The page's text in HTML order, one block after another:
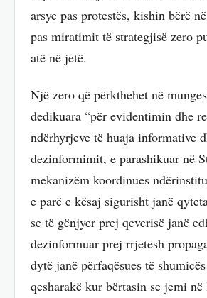
arsye pas protestës, kishin bërë
pas miratimit të strategjisë zero
atë në jetë.
Një zero që përkthehet në
dedikuara “për evidentimin dhe
ndërhyrjeve të huaja informative
dezinformimit, e parashikuar në
mekanizëm koordinues
e parë e kësaj sigurisht janë
se të gënjyer prej qeverisë janë
dezinformuar prej rrjetesh
dytë janë përfaqësues të
qesharakë kur bërtasin se jemi